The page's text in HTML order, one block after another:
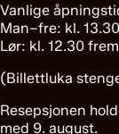
Vanlige
Man–fre: kl.
Lør: kl. 12.30
(Billettluka
Resepsjonen
med 9. august.